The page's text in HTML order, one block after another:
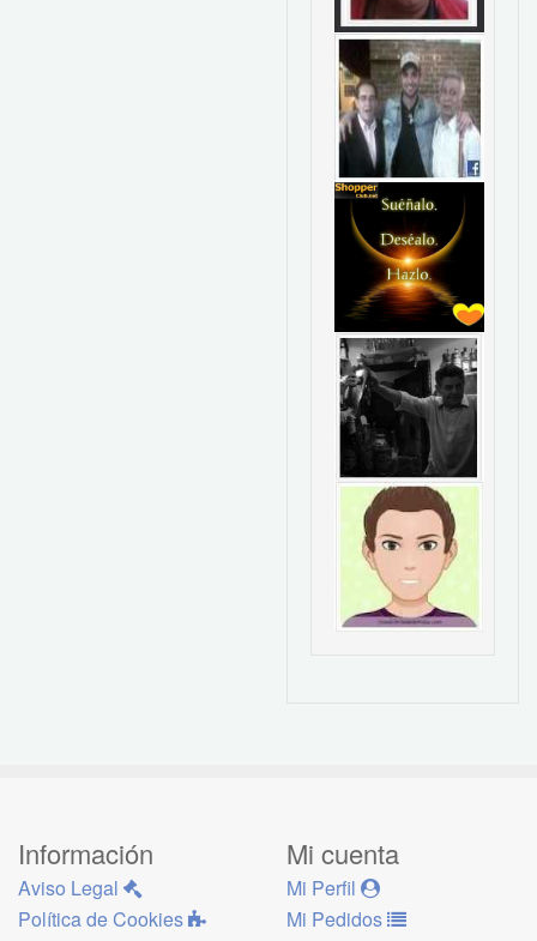
Información
Aviso Legal
Política de Cookies
Mi cuenta
Mi Perfil
Mi Pedidos